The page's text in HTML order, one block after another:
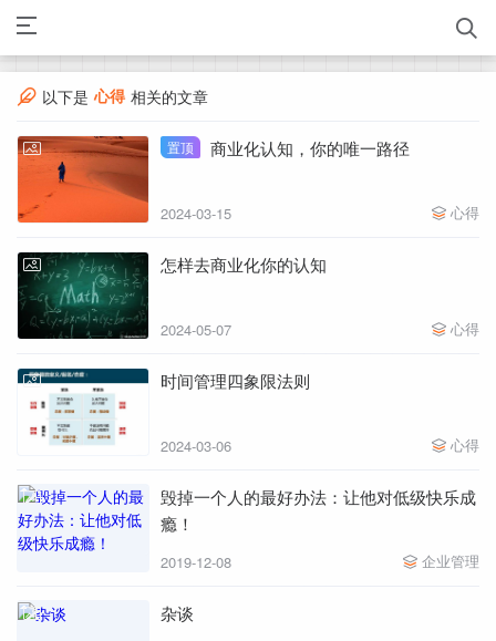
以下是 心得 相关的文章
置顶 商业化认知，你的唯一路径
2024-03-15 心得
怎样去商业化你的认知
2024-05-07 心得
时间管理四象限法则
2024-03-06 心得
毁掉一个人的最好办法：让他对低级快乐成
瘾！
2019-12-08 企业管理
杂谈